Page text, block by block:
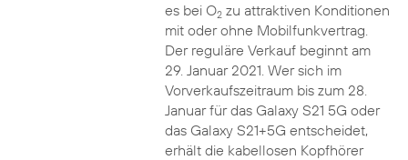
es bei O2zu attraktiven Konditionen
mit oder ohne Mobilfunkvertrag.
Der reguläre Verkauf beginnt am
29. Januar 2021. Wer sich im
Vorverkaufszeitraum bis zum 28.
Januar für das Galaxy S21 5G oder
das Galaxy S21+5G entscheidet,
erhält die kabellosen Kopfhörer